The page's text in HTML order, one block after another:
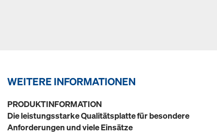
WEITERE INFORMATIONEN
PRODUKTINFORMATION
Die leistungsstarke Qualitätsplatte für besondere
Anforderungen und viele Einsätze